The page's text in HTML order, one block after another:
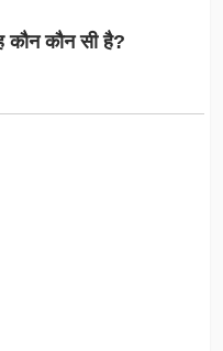
कौन सी है?